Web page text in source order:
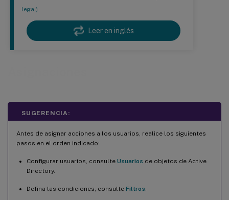
legal)
Leer en inglés
SUGERENCIA:
Antes de asignar acciones a los usuarios, realice los siguientes
pasos en el orden indicado:
Configurar usuarios, consulte Usuarios de objetos de Active
Directory.
Defina las condiciones, consulte Filtros